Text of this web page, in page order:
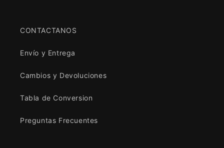
CONTACTANOS
Envío y Entrega
Cambios y Devoluciones
Tabla de Conversion
Preguntas Frecuentes